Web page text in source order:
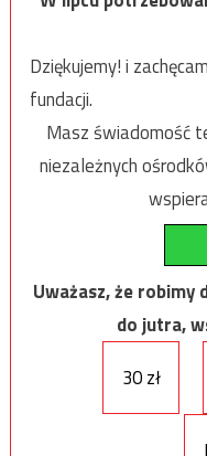
Dziękujemy! i
fundacji.
Masz świadomość
niezależnych
Uważasz, że robimy
do jutra,
30 zł